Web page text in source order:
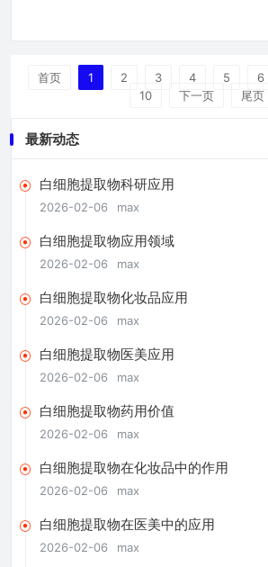
群、使用方式、效果呈现等具体信息才能
准确概括。本文目录导读： 案例一：敏感
肌的舒缓逆袭案例二：痘痘肌的改善之旅
不断有新的成分崭露头角，白细胞提取
首页 1 2 3 4 5 6
10
下一页 尾页
最新动态
白细胞提取物科研应用
2026-02-06 max
白细胞提取物应用领域
2026-02-06 max
白细胞提取物化妆品应用
2026-02-06 max
白细胞提取物医美应用
2026-02-06 max
白细胞提取物药用价值
2026-02-06 max
白细胞提取物在化妆品中的作用
2026-02-06 max
白细胞提取物在医美中的应用
2026-02-06 max